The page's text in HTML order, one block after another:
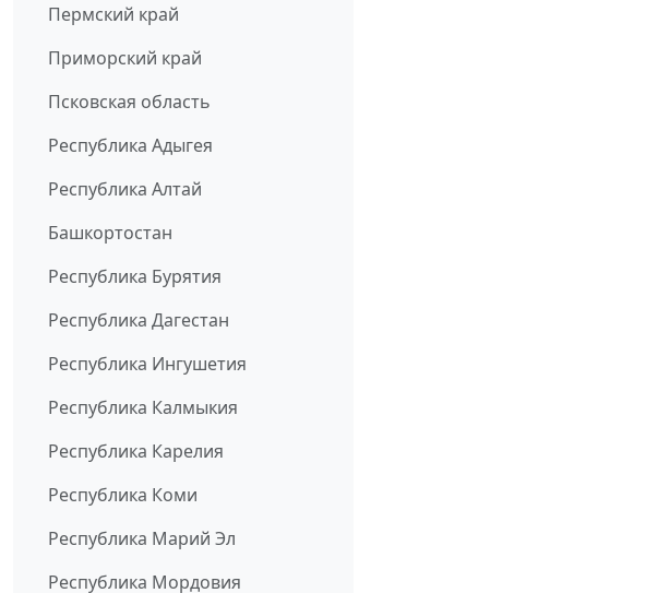
Пермский край
Приморский край
Псковская область
Республика Адыгея
Республика Алтай
Башкортостан
Республика Бурятия
Республика Дагестан
Республика Ингушетия
Республика Калмыкия
Республика Карелия
Республика Коми
Республика Марий Эл
Республика Мордовия